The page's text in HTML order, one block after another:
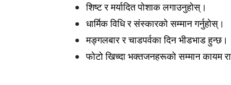
शिष्ट र मर्यादित पोशाक लगाउनुहोस्।
धार्मिक विधि र संस्कारको सम्मान गर्नुहोस्।
मङ्गलबार र चाडपर्वका दिन भीडभाड हुन्छ।
फोटो खिच्दा भक्तजनहरूको सम्मान कायम